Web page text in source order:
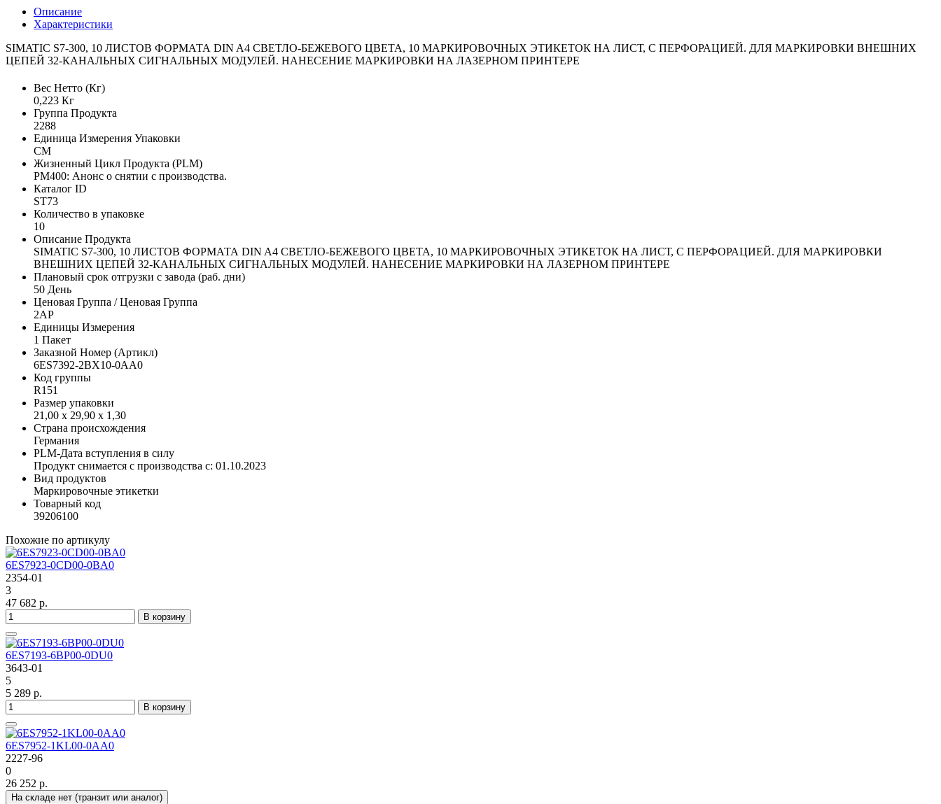
Описание
Характеристики
SIMATIC S7-300, 10 ЛИСТОВ ФОРМАТА DIN A4 СВЕТЛО-БЕЖЕВОГО ЦВЕТА, 10 МАРКИРОВОЧНЫХ ЭТИКЕТОК НА ЛИСТ, С ПЕРФОРАЦИЕЙ. ДЛЯ МАРКИРОВКИ ВНЕШНИХ
ЦЕПЕЙ 32-КАНАЛЬНЫХ СИГНАЛЬНЫХ МОДУЛЕЙ. НАНЕСЕНИЕ МАРКИРОВКИ НА ЛАЗЕРНОМ ПРИНТЕРЕ
Вес Нетто (Кг)
0,223 Кг
Группа Продукта
2288
Единица Измерения Упаковки
CM
Жизненный Цикл Продукта (PLM)
PM400: Анонс о снятии с производства.
Каталог ID
ST73
Количество в упаковке
10
Описание Продукта
SIMATIC S7-300, 10 ЛИСТОВ ФОРМАТА DIN A4 СВЕТЛО-БЕЖЕВОГО ЦВЕТА, 10 МАРКИРОВОЧНЫХ ЭТИКЕТОК НА ЛИСТ, С ПЕРФОРАЦИЕЙ. ДЛЯ МАРКИРОВКИ
ВНЕШНИХ ЦЕПЕЙ 32-КАНАЛЬНЫХ СИГНАЛЬНЫХ МОДУЛЕЙ. НАНЕСЕНИЕ МАРКИРОВКИ НА ЛАЗЕРНОМ ПРИНТЕРЕ
Плановый срок отгрузки с завода (раб. дни)
50 День
Ценовая Группа / Ценовая Группа
2AP
Единицы Измерения
1 Пакет
Заказной Номер (Артикл)
6ES7392-2BX10-0AA0
Код группы
R151
Размер упаковки
21,00 x 29,90 x 1,30
Страна происхождения
Германия
PLM-Дата вступления в силу
Продукт снимается с производства с: 01.10.2023
Вид продуктов
Маркировочные этикетки
Товарный код
39206100
Похожие по артикулу
6ES7923-0CD00-0BA0
2354-01
3
47 682 р.
В корзину
6ES7193-6BP00-0DU0
3643-01
5
5 289 р.
В корзину
6ES7952-1KL00-0AA0
2227-96
0
26 252 р.
На складе нет (транзит или аналог)